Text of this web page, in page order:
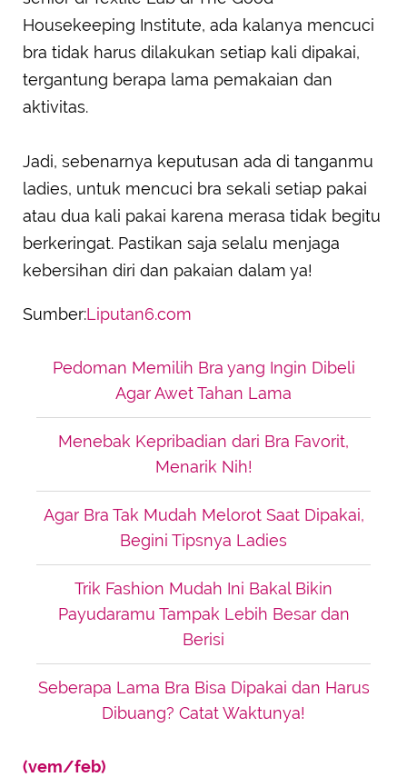
Housekeeping Institute, ada kalanya mencuci
bra tidak harus dilakukan setiap kali dipakai,
tergantung berapa lama pemakaian dan
aktivitas.
Jadi, sebenarnya keputusan ada di tanganmu
ladies, untuk mencuci bra sekali setiap pakai
atau dua kali pakai karena merasa tidak begitu
berkeringat. Pastikan saja selalu menjaga
kebersihan diri dan pakaian dalam ya!
Sumber:Liputan6.com
Pedoman Memilih Bra yang Ingin Dibeli
Agar Awet Tahan Lama
Menebak Kepribadian dari Bra Favorit,
Menarik Nih!
Agar Bra Tak Mudah Melorot Saat Dipakai,
Begini Tipsnya Ladies
Trik Fashion Mudah Ini Bakal Bikin
Payudaramu Tampak Lebih Besar dan
Berisi
Seberapa Lama Bra Bisa Dipakai dan Harus
Dibuang? Catat Waktunya!
(vem/feb)